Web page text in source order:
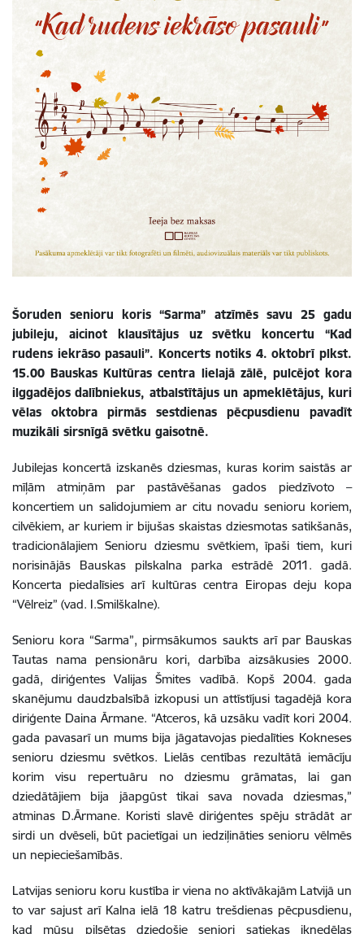
Šoruden senioru koris “Sarma” atzīmēs savu 25 gadu
jubileju, aicinot klausītājus uz svētku koncertu “Kad
rudens iekrāso pasauli”. Koncerts notiks 4. oktobrī plkst.
15.00 Bauskas Kultūras centra lielajā zālē, pulcējot kora
ilggadējos dalībniekus, atbalstītājus un apmeklētājus, kuri
vēlas oktobra pirmās sestdienas pēcpusdienu pavadīt
muzikāli sirsnīgā svētku gaisotnē.
Jubilejas koncertā izskanēs dziesmas, kuras korim saistās ar
mīļām atmiņām par pastāvēšanas gados piedzīvoto –
koncertiem un salidojumiem ar citu novadu senioru koriem,
cilvēkiem, ar kuriem ir bijušas skaistas dziesmotas satikšanās,
tradicionālajiem Senioru dziesmu svētkiem, īpaši tiem, kuri
norisinājās Bauskas pilskalna parka estrādē 2011. gadā.
Koncerta piedalīsies arī kultūras centra Eiropas deju kopa
“Vēlreiz” (vad. I.Smilškalne).
Senioru kora “Sarma”, pirmsākumos saukts arī par Bauskas
Tautas nama pensionāru kori, darbība aizsākusies 2000.
gadā, diriģentes Valijas Šmites vadībā. Kopš 2004. gada
skanējumu daudzbalsībā izkopusi un attīstījusi tagadējā kora
diriģente Daina Ārmane. “Atceros, kā uzsāku vadīt kori 2004.
gada pavasarī un mums bija jāgatavojas piedalīties Kokneses
senioru dziesmu svētkos. Lielās centības rezultātā iemācīju
korim visu repertuāru no dziesmu grāmatas, lai gan
dziedātājiem bija jāapgūst tikai sava novada dziesmas,”
atminas D.Ārmane. Koristi slavē diriģentes spēju strādāt ar
sirdi un dvēseli, būt pacietīgai un iedziļināties senioru vēlmēs
un nepieciešamībās.
Latvijas senioru koru kustība ir viena no aktīvākajām Latvijā un
to var sajust arī Kalna ielā 18 katru trešdienas pēcpusdienu,
kad mūsu pilsētas dziedošie seniori satiekas iknedēļas